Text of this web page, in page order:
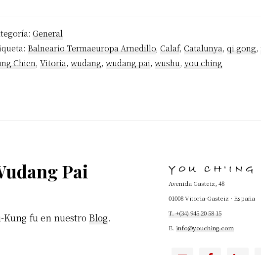
General
Balneario Termaeuropa Arnedillo, Calaf, Catalunya, qi gong,
Chien, Vitoria, wudang, wudang pai, wushu, you ching
Pai
Kung fu en nuestro Blog.
YOU CH'ING
Avenida Gasteiz, 48
01008 Vitoria-Gasteiz · España
T. +(34) 945 20 58 15
E. info@youching.com